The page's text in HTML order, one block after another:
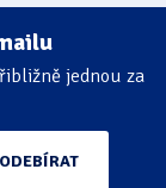
jednou za